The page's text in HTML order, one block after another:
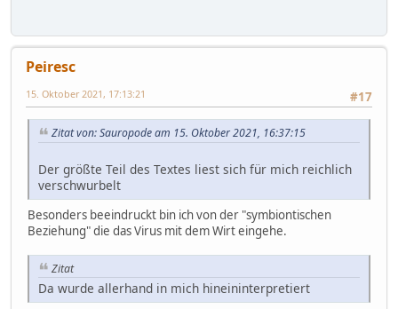
Peiresc
#17
15. Oktober 2021, 17:13:21
Zitat von: Sauropode am 15. Oktober 2021, 16:37:15
Der größte Teil des Textes liest sich für mich reichlich
verschwurbelt
Besonders beeindruckt bin ich von der "symbiontischen
Beziehung" die das Virus mit dem Wirt eingehe.
Zitat
Da wurde allerhand in mich hineininterpretiert